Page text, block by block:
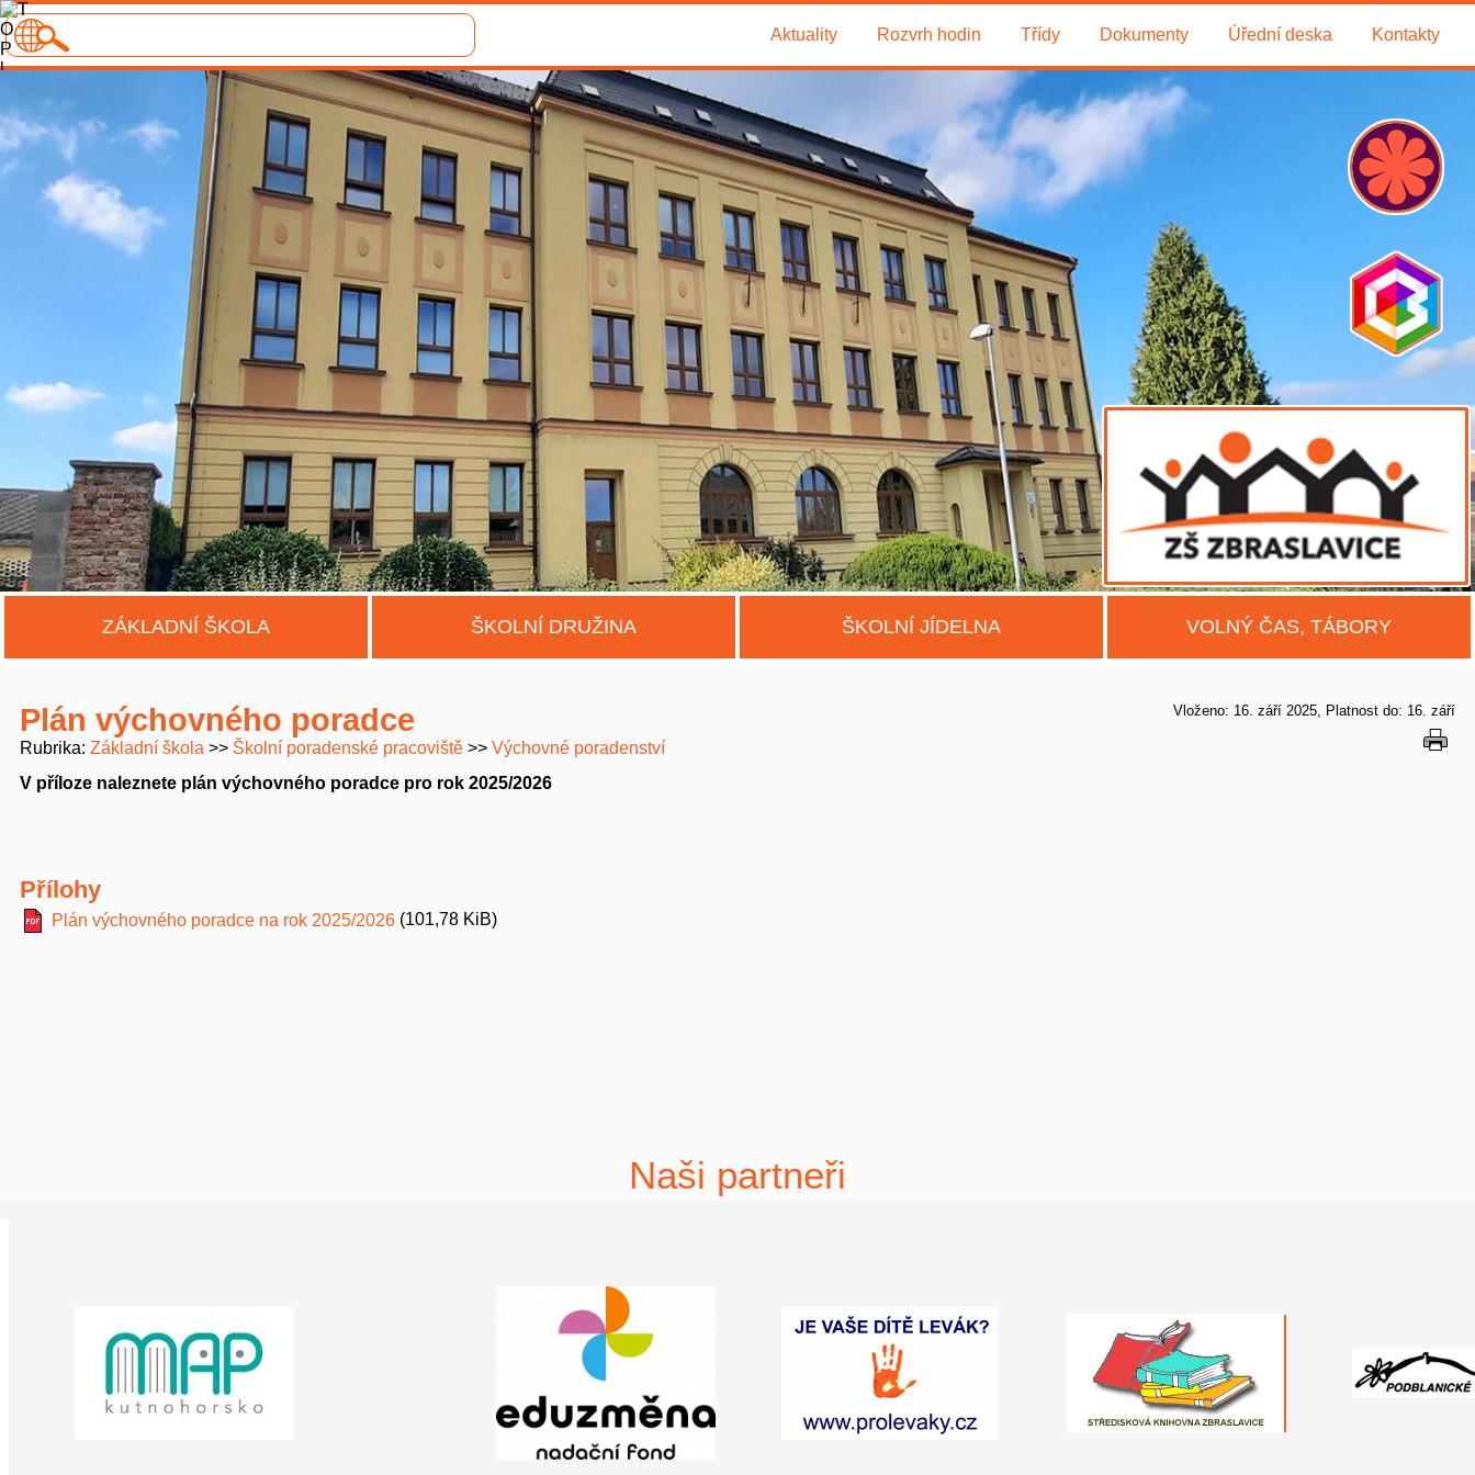
Aktuality Rozvrh hodin Třídy Dokumenty Úřední deska Kontakty
ZÁKLADNÍ ŠKOLA ŠKOLNÍ DRUŽINA ŠKOLNÍ JÍDELNA VOLNÝ ČAS, TÁBORY
Plán výchovného poradce
Rubrika Základní škola Školní poradenské pracoviště Výchovné poradenství
Vloženo: 16. září 2025 Platnost do: 16. září
V příloze naleznete plán výchovného poradce pro rok 2025/2026
Přílohy
Plán výchovného poradce na rok 2025/2026 (101,78 KiB)
Naši partneři